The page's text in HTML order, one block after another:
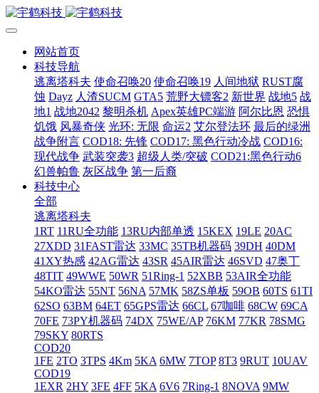
网站首页
科技导航
逃离塔科夫 使命召唤20 使命召唤19 人间地狱 RUST腐
蚀 Dayz 人渣SUCM GTA5 荒野大镖客2 新世界 战地5 战
地1 战地2042 黎明杀机 Apex英雄PC端游 阿尔比恩 恐惧
饥饿 风暴奇侠 光环: 无限 命运2 艾尔登法环 最后的绿洲
战争附言 COD18: 先锋 COD17: 黑色行动冷战 COD16:
现代战争 武装突袭3 超级人类/突破 COD21:黑色行动6
幻兽帕鲁 灰区战争 第一后裔
科技中心
全部
逃离塔科夫
1RT 11RU全功能 13RU内部单透 15KEX 19LE 20AC
27XDD 31FAST雷达 33MC 35TB机器码 39DH 40DM
41XY热感 42AG雷达 43SR 45AIR雷达 46SVD 47奥丁
48TIT 49WWE 50WR 51Ring-1 52XBB 53AIR全功能
54KO雷达 55NT 56NA 57MK 58ZS单板 59OB 60TS 61TI
62SO 63BM 64ET 65GPS雷达 66CL 67咖啡 68CW 69CA
70FE 73PY机器码 74DX 75WE/AP 76KM 77KR 78SMG
79SKY 80RTS
COD20
1FE 2TO 3TPS 4Km 5KA 6MW 7TOP 8T3 9RUT 10UAV
COD19
1EXR 2HY 3FE 4FF 5KA 6V6 7Ring-1 8NOVA 9MW